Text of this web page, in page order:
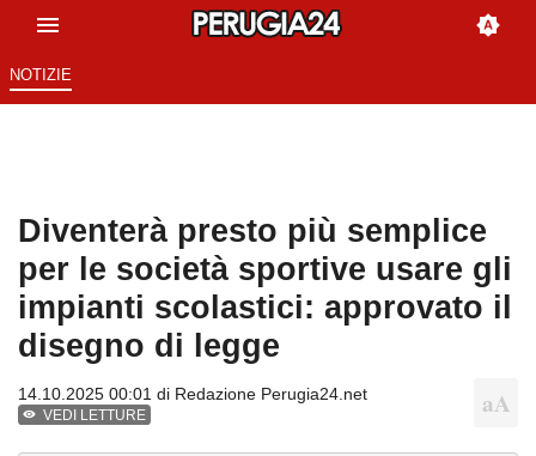
NOTIZIE
Diventerà presto più semplice
per le società sportive usare gli
impianti scolastici: approvato il
disegno di legge
14.10.2025 00:01 di Redazione Perugia24.net
VEDI LETTURE